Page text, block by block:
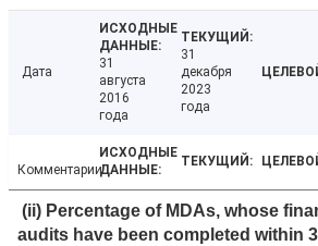
Дата
31
августа
2016
года
31
декабря
2023
года
Комментарии
(ii) Percentage of MDAs, whose
audits have been completed within